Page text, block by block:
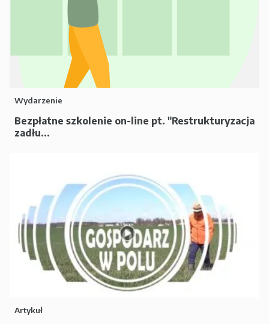
Wydarzenie
Bezpłatne szkolenie on-line pt. "Restrukturyzacja
zadłu...
Artykuł